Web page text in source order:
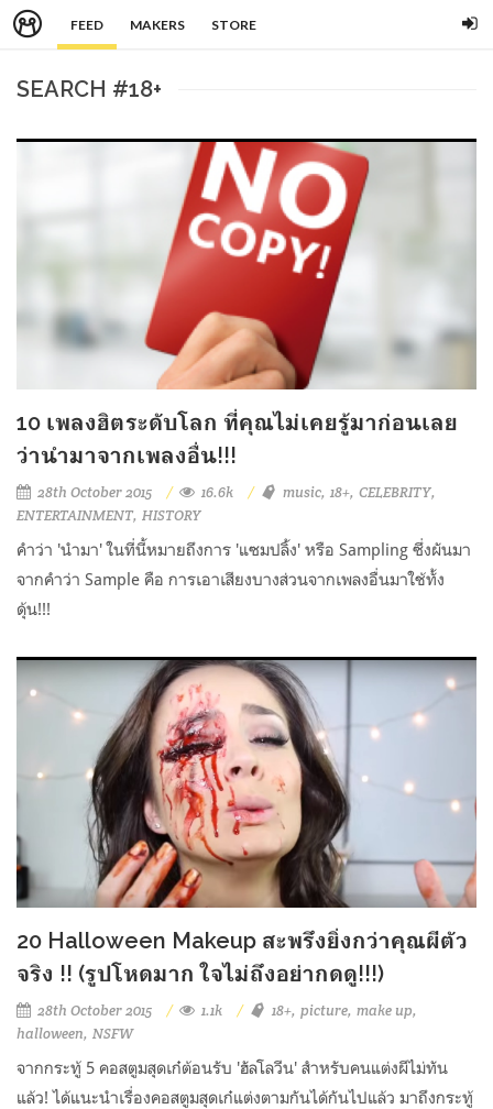
FEED MAKERS STORE
SEARCH #18+
10 เพลงฮิตระดับโลก ที่คุณไม่เคยรู้มาก่อนเลย
ว่านำมาจากเพลงอื่น!!!
28th October 2015 16.6k music 18+ CELEBRITY
ENTERTAINMENT HISTORY
คำว่า 'นำมา' ในที่นี้หมายถึงการ 'แซมปลิ้ง' หรือ Sampling ซึ่งผันมา
จากคำว่า Sample คือ การเอาเสียงบางส่วนจากเพลงอื่นมาใช้ทั้ง
ดุ้น!!!
20 Halloween Makeup สะพรึงยิ่งกว่าคุณผีตัว
จริง !! (รูปโหดมาก ใจไม่ถึงอย่ากดดู!!!)
28th October 2015 1.1k 18+ picture make up
halloween NSFW
จากกระทู้ 5 คอสตูมสุดเก๋ต้อนรับ 'ฮัลโลวีน' สำหรับคนแต่งผีไม่ทัน
แล้ว! ได้แนะนำเรื่องคอสตูมสุดเก๋แต่งตามกันได้กันไปแล้ว มาถึงกระทู้